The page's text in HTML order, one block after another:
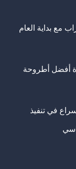
مع بداية العام
أفضل أطروحة
في تنفيذ